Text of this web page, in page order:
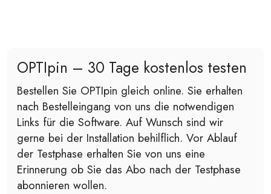
OPTIpin – 30 Tage kostenlos testen
Bestellen Sie OPTIpin gleich online. Sie erhalten
nach Bestelleingang von uns die notwendigen
Links für die Software. Auf Wunsch sind wir
gerne bei der Installation behilflich. Vor Ablauf
der Testphase erhalten Sie von uns eine
Erinnerung ob Sie das Abo nach der Testphase
abonnieren wollen.